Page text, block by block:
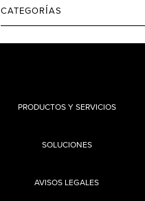
CATEGORÍAS
PRODUCTOS Y SERVICIOS
SOLUCIONES
AVISOS LEGALES